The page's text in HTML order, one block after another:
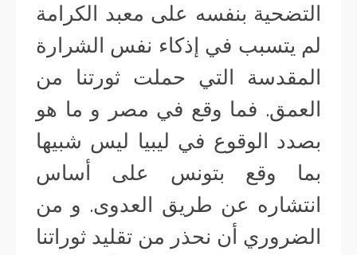
التضحية بنفسه على معبد الكرامة
لم يتسبب في إذكاء نفس الشرارة
المقدسة التي حملت ثورتنا من
العمق. فما وقع في مصر و ما هو
بصدد الوقوع في ليبيا ليس شبيها
بما وقع بتونس على أساس
انتشاره عن طريق العدوى. و من
الضروري أن نحذر من تقليد ثوراتنا